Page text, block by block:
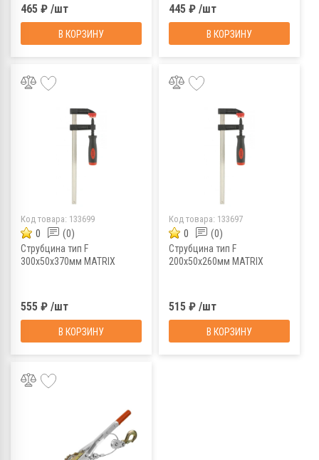
465 ₽ /шт
В КОРЗИНУ
445 ₽ /шт
В КОРЗИНУ
Код товара: 133699
0 (0)
Струбцина тип F
300х50х370мм МATRIX
555 ₽ /шт
В КОРЗИНУ
Код товара: 133697
0 (0)
Струбцина тип F
200х50х260мм МATRIX
515 ₽ /шт
В КОРЗИНУ